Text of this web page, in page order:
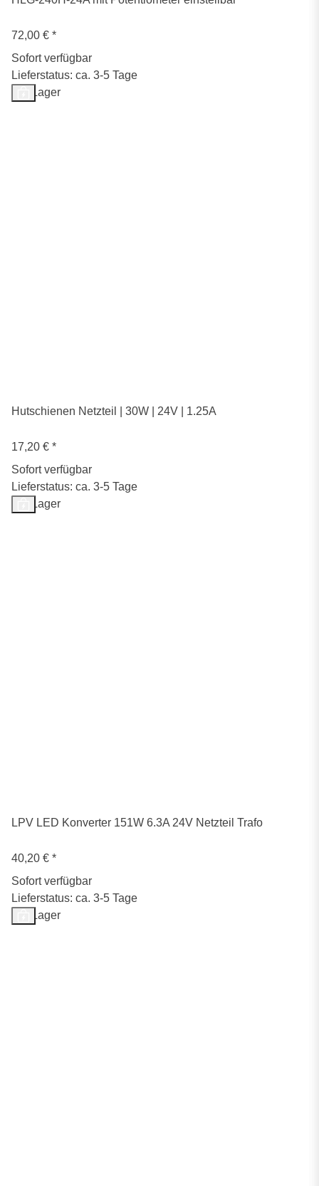
72,00 € *
Sofort verfügbar
Lieferstatus: ca. 3-5 Tage
Auf Lager
Hutschienen Netzteil | 30W | 24V | 1.25A
17,20 € *
Sofort verfügbar
Lieferstatus: ca. 3-5 Tage
Auf Lager
LPV LED Konverter 151W 6.3A 24V Netzteil Trafo
40,20 € *
Sofort verfügbar
Lieferstatus: ca. 3-5 Tage
Auf Lager